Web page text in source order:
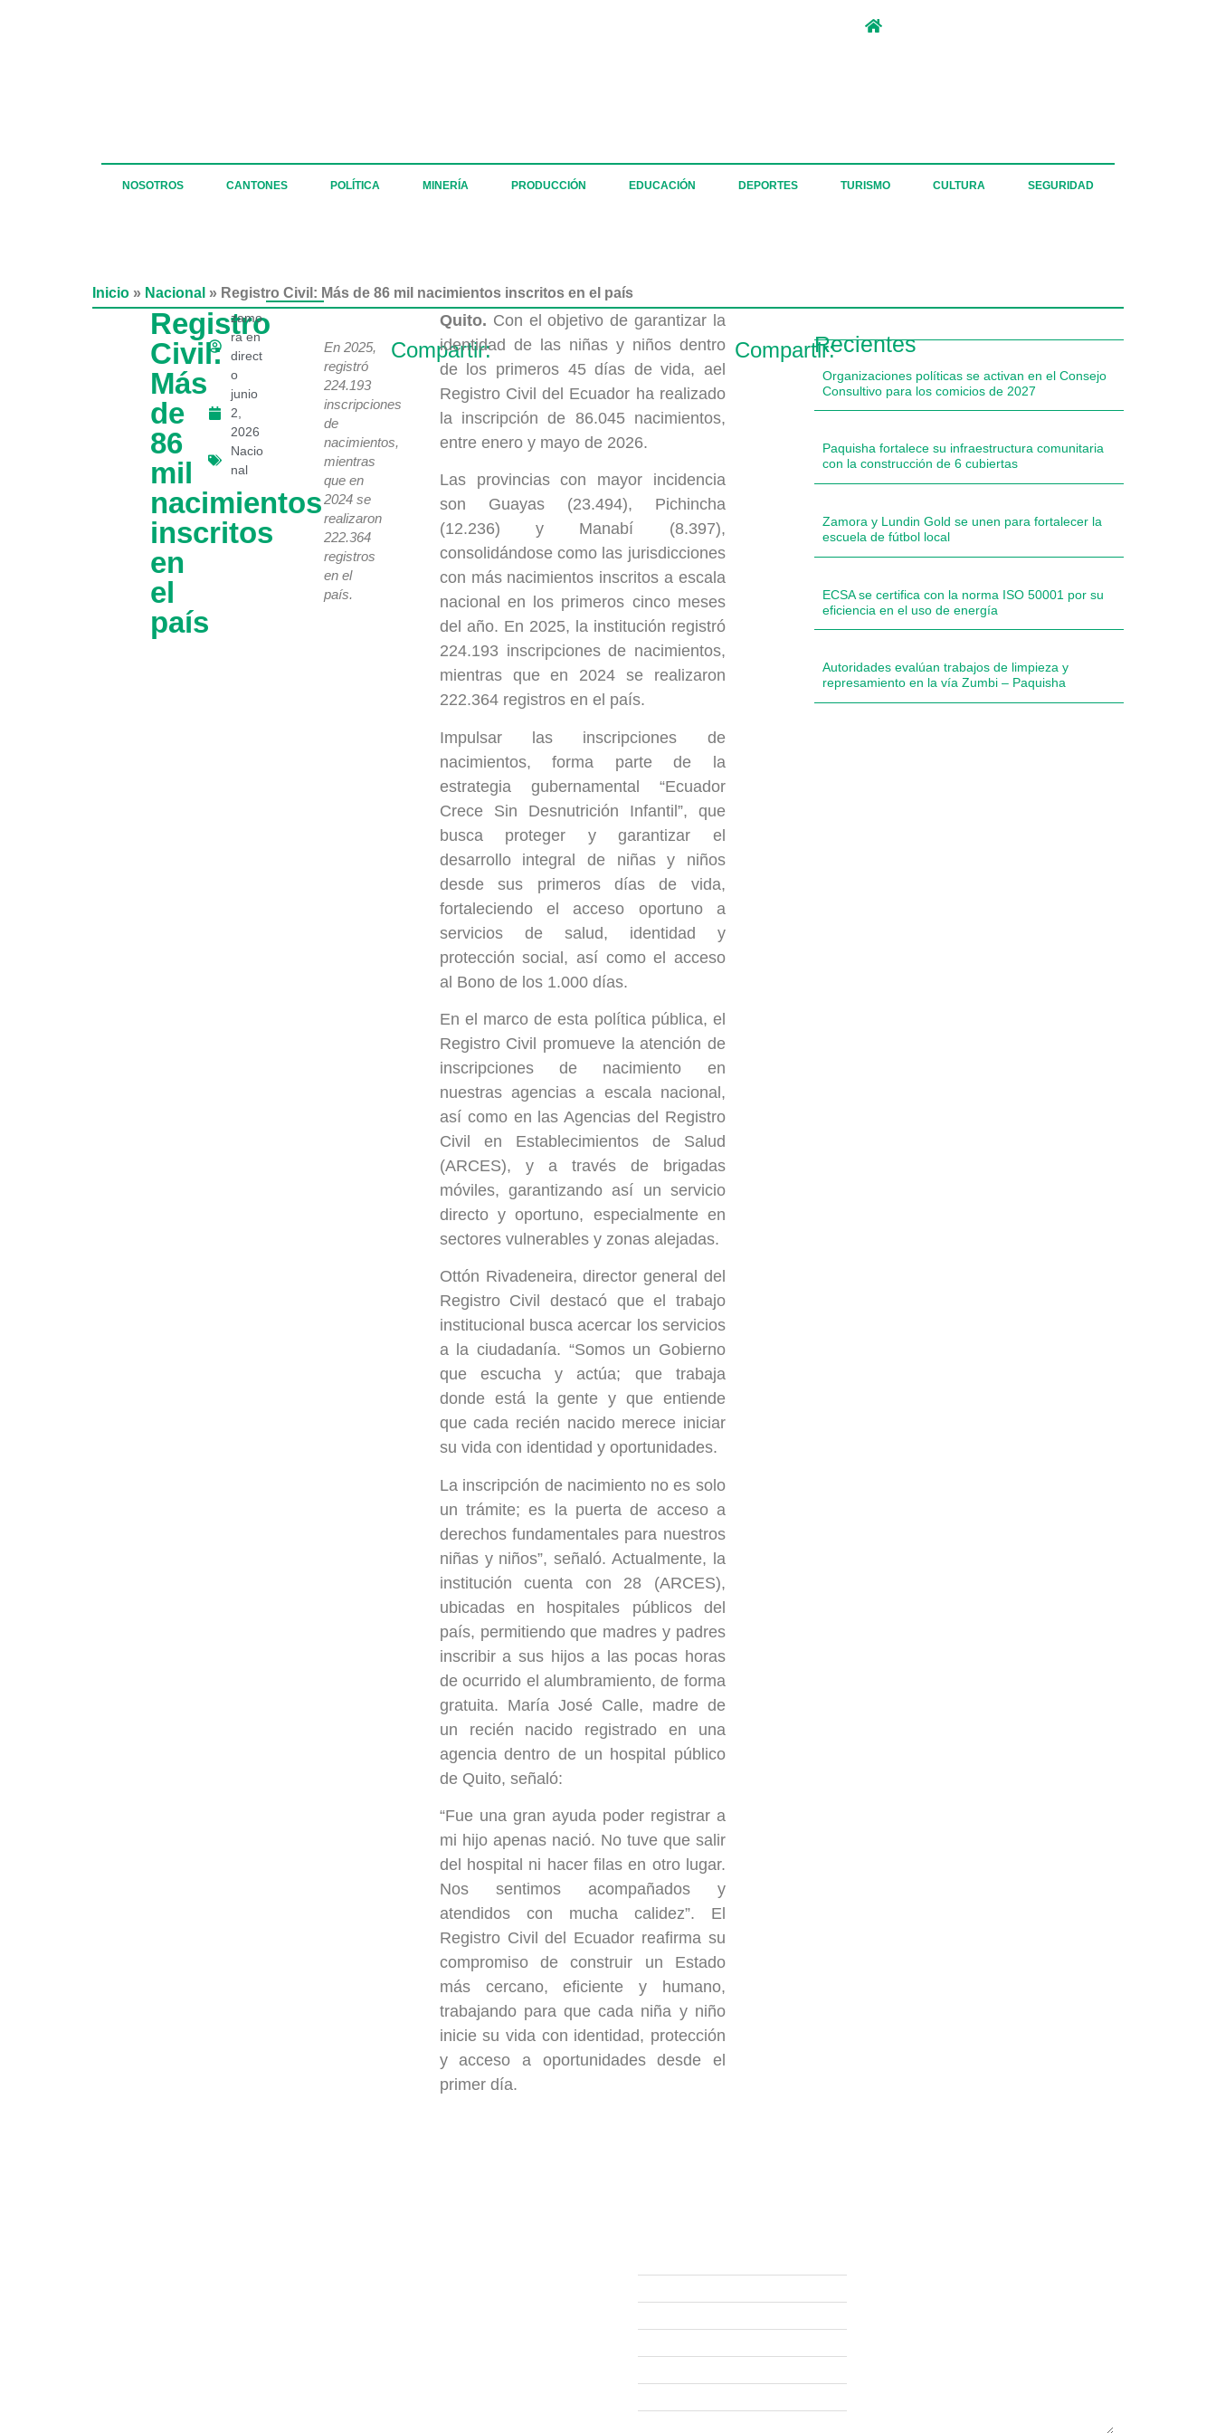
NOSOTROS CANTONES POLÍTICA MINERÍA PRODUCCIÓN EDUCACIÓN DEPORTES TURISMO CULTURA SEGURIDAD
Inicio » Nacional » Registro Civil: Más de 86 mil nacimientos inscritos en el país
Registro
Civil:
Más
de
86
mil
nacimientos
inscritos
en
el
país
zamo
ra en
direct
o
junio
2,
2026
Nacio
nal
En 2025,
registró
224.193
inscripciones
de
nacimientos,
mientras
que en
2024 se
realizaron
222.364
registros
en el
país.
Compartir:
Quito. Con el objetivo de garantizar la
identidad de las niñas y niños dentro
de los primeros 45 días de vida, ael
Registro Civil del Ecuador ha realizado
la inscripción de 86.045 nacimientos,
entre enero y mayo de 2026.
Las provincias con mayor incidencia
son Guayas (23.494), Pichincha
(12.236) y Manabí (8.397),
consolidándose como las jurisdicciones
con más nacimientos inscritos a escala
nacional en los primeros cinco meses
del año. En 2025, la institución registró
224.193 inscripciones de nacimientos,
mientras que en 2024 se realizaron
222.364 registros en el país.
Impulsar las inscripciones de
nacimientos, forma parte de la
estrategia gubernamental “Ecuador
Crece Sin Desnutrición Infantil”, que
busca proteger y garantizar el
desarrollo integral de niñas y niños
desde sus primeros días de vida,
fortaleciendo el acceso oportuno a
servicios de salud, identidad y
protección social, así como el acceso
al Bono de los 1.000 días.
En el marco de esta política pública, el
Registro Civil promueve la atención de
inscripciones de nacimiento en
nuestras agencias a escala nacional,
así como en las Agencias del Registro
Civil en Establecimientos de Salud
(ARCES), y a través de brigadas
móviles, garantizando así un servicio
directo y oportuno, especialmente en
sectores vulnerables y zonas alejadas.
Ottón Rivadeneira, director general del
Registro Civil destacó que el trabajo
institucional busca acercar los servicios
a la ciudadanía. “Somos un Gobierno
que escucha y actúa; que trabaja
donde está la gente y que entiende
que cada recién nacido merece iniciar
su vida con identidad y oportunidades.
La inscripción de nacimiento no es solo
un trámite; es la puerta de acceso a
derechos fundamentales para nuestros
niñas y niños”, señaló. Actualmente, la
institución cuenta con 28 (ARCES),
ubicadas en hospitales públicos del
país, permitiendo que madres y padres
inscribir a sus hijos a las pocas horas
de ocurrido el alumbramiento, de forma
gratuita. María José Calle, madre de
un recién nacido registrado en una
agencia dentro de un hospital público
de Quito, señaló:
“Fue una gran ayuda poder registrar a
mi hijo apenas nació. No tuve que salir
del hospital ni hacer filas en otro lugar.
Nos sentimos acompañados y
atendidos con mucha calidez”. El
Registro Civil del Ecuador reafirma su
compromiso de construir un Estado
más cercano, eficiente y humano,
trabajando para que cada niña y niño
inicie su vida con identidad, protección
y acceso a oportunidades desde el
primer día.
Compartir:Recientes
Organizaciones políticas se activan en el Consejo
Consultivo para los comicios de 2027
Paquisha fortalece su infraestructura comunitaria
con la construcción de 6 cubiertas
Zamora y Lundin Gold se unen para fortalecer la
escuela de fútbol local
ECSA se certifica con la norma ISO 50001 por su
eficiencia en el uso de energía
Autoridades evalúan trabajos de limpieza y
represamiento en la vía Zumbi – Paquisha
Webmail
Zamora
Yantzaza
Centinela del Cóndor
El Pangui
Palanda